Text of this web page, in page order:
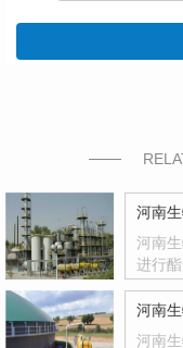
河南
河南
进行
河南
河南